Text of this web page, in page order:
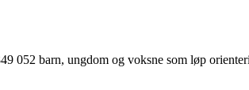
052 barn, ungdom og voksne som løp